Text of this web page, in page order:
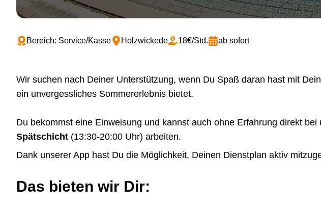
Holzwickede
Bereich: Service/Kasse 18€/Std. ab sofort
Wir suchen nach Deiner Unterstützung, wenn Du Spaß daran hast mit
ein unvergessliches Sommererlebnis bietet.
Du bekommst eine Einweisung und kannst auch ohne Erfahrung direkt
Spätschicht (13:30-20:00 Uhr) arbeiten.
Dank unserer App hast Du die Möglichkeit, Deinen Dienstplan aktiv
Das bieten wir Dir: